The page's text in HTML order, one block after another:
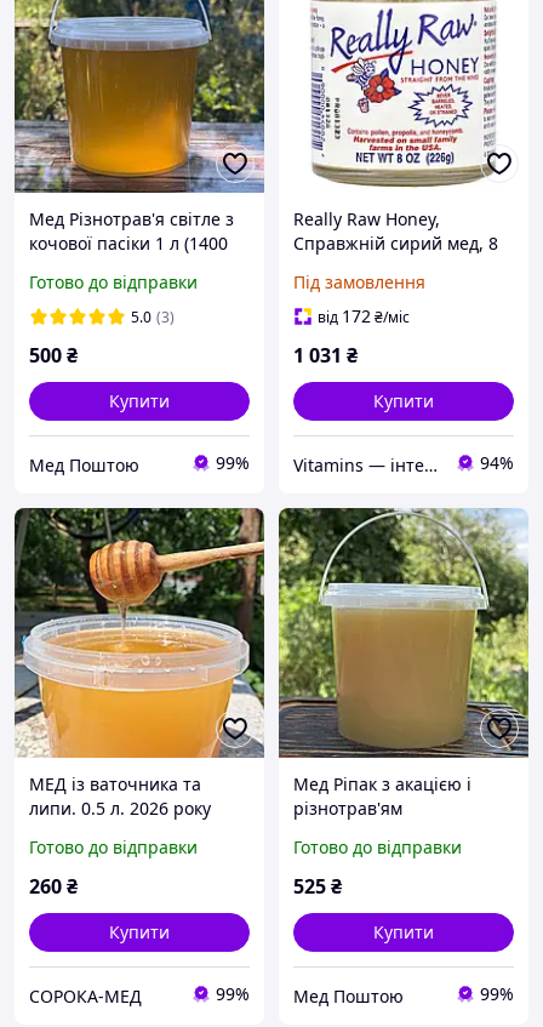
Мед Різнотрав'я світле з
кочової пасіки 1 л (1400
Готово до відправки
5.0 (3)
500₴
Купити
Мед Поштою 99%
Really Raw Honey,
Справжній сирий мед, 8
Під замовлення
від 172₴/міс
1 031 ₴
Купити
Vitamins — інтернет-магазин вітамінів та мінералів 94%
МЕД із ваточника та
липи. 0.5 л. 2026 року
Готово до відправки
260₴
Купити
СОРОКА-МЕД 99%
Мед Ріпак з акацією і
різнотрав'ям
пасіки 1 л (1400 г) 2026 р
Готово до відправки
525₴
Купити
Мед Поштою 99%